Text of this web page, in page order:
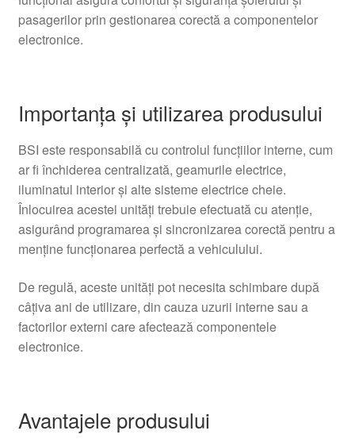
pasagerilor prin gestionarea corectă a componentelor
electronice.
Importanţa şi utilizarea produsului
BSI este responsabilă cu controlul funcţiilor interne, cum
ar fi închiderea centralizată, geamurile electrice,
iluminatul interior şi alte sisteme electrice cheie.
Înlocuirea acestei unităţi trebuie efectuată cu atenţie,
asigurând programarea şi sincronizarea corectă pentru a
menţine funcţionarea perfectă a vehiculului.
De regulă, aceste unităţi pot necesita schimbare după
câţiva ani de utilizare, din cauza uzurii interne sau a
factorilor externi care afectează componentele
electronice.
Avantajele produsului